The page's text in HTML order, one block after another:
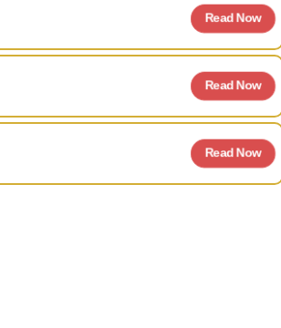
Read Now
Read Now
Read Now